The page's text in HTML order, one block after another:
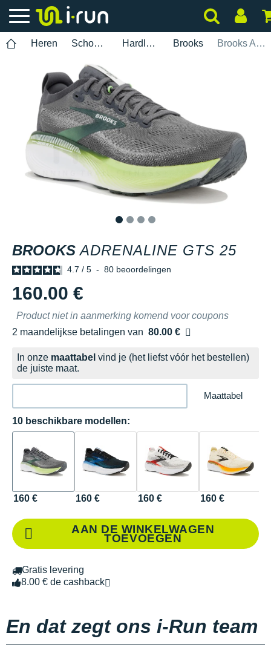
Heren Schoenen Hardlopen Brooks Brooks Adrenaline GTS 25
BROOKS ADRENALINE GTS 25
4.7 / 5 - 80 beoordelingen
160.00 €
Product niet in aanmerking komend voor coupons
2 maandelijkse betalingen van 80.00 €
zonder kosten
In onze maattabel vind je (het liefst vóór het bestellen)
de juiste maat.
Maattabel
10 beschikbare modellen:
160 € 160 € 160 € 160 €
AAN DE WINKELWAGEN
TOEVOEGEN
Gratis levering
8.00 € de cashback
En dat zegt ons i-Run team